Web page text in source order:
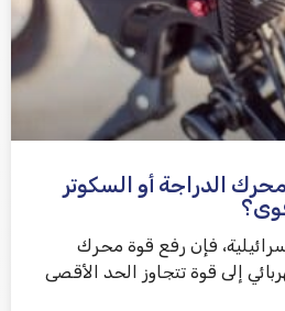
الدراجة أو السكوتر
فإن رفع قوة محرك
إلى قوة تتجاوز الحد الأقصى